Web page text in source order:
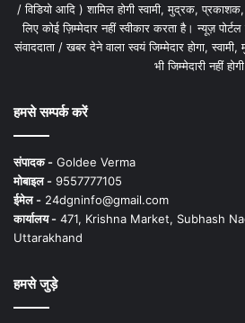
/ विडियो आदि ) शामिल होगी स्वामी, मुद्रक,
लिए कोई ज़िम्मेदार नहीं स्वीकार करता है। न्यूज़
संवाददाता / खबर देने वाला स्वयं जिम्मेदार होगा,
भी जिम्मेदारी नहीं
हमसे सम्पर्क करें
संपादक - Goldee Verma
मोबाइल - 9557777105
ईमेल - 24dgninfo@gmail.com
कार्यालय - 471, Krishna Market, Subhash
Uttarakhand
हमसे जुड़े